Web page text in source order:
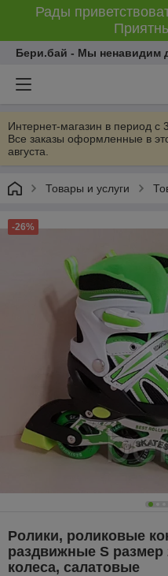
Рады
Бери.бай - Мы ненавидим
Интернет-магазин в период с 3
Все заказы оформленные в
августа.
Товары и услуги
-26%
Ролики, роликовые
раздвижные S размер
колеса, салатовые